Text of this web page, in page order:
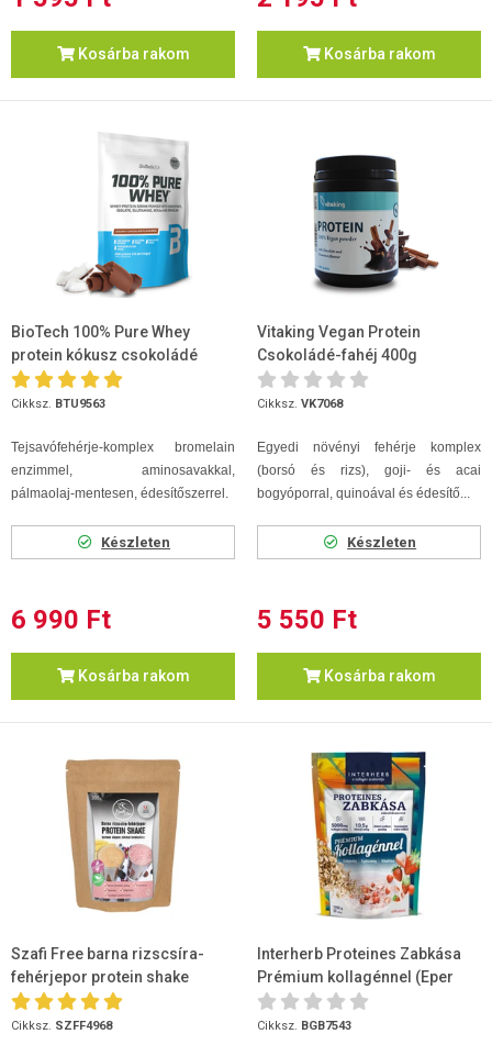
Kosárba rakom Kosárba rakom
BioTech 100% Pure Whey
protein kókusz csokoládé
454g
Cikksz. BTU9563
Tejsavófehérje-komplex bromelain
enzimmel, aminosavakkal,
pálmaolaj-mentesen, édesítőszerrel.
Készleten
6 990 Ft
Kosárba rakom
Vitaking Vegan Protein
Csokoládé-fahéj 400g
Cikksz. VK7068
Egyedi növényi fehérje komplex
(borsó és rizs), goji- és acai
bogyóporral, quinoával és édesítő...
Készleten
5 550 Ft
Kosárba rakom
Szafi Free barna rizscsíra-
fehérjepor protein shake
karobos alappor 300 g
Cikksz. SZFF4968
Interherb Proteines Zabkása
Prémium kollagénnel (Eper
ízű) 1000g
Cikksz. BGB7543